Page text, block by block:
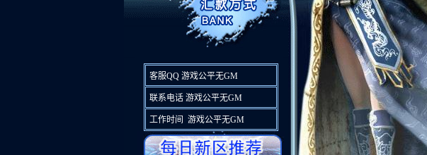
客服QQ 游戏公平无GM
联系电话 游戏公平无GM
工作时间 游戏公平无GM